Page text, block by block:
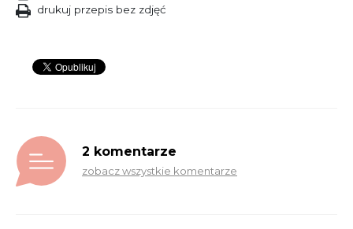
drukuj przepis bez zdjęć
2 komentarze
zobacz wszystkie komentarze